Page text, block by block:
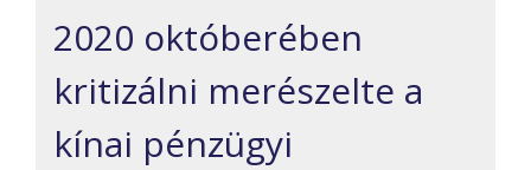
2020 októberében
kritizálni merészelte a
kínai pénzügyi